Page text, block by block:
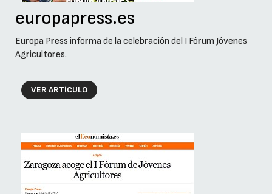
europapress.es
Europa Press informa de la celebración del I Fórum Jóvenes
Agricultores.
VER ARTÍCULO